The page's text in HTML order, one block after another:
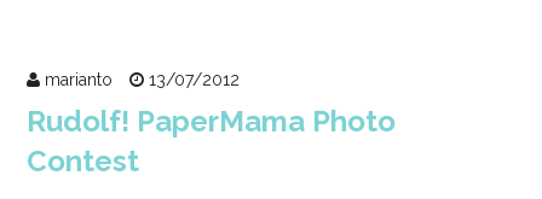
marianto 13/07/2012
Rudolf! PaperMama Photo
Contest